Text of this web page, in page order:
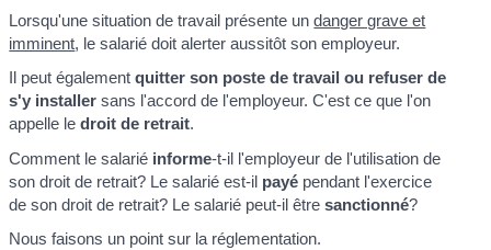
Lorsqu'une situation de travail présente un danger grave et
imminent, le salarié doit alerter aussitôt son employeur.
Il peut égalementquitter son poste de travail ou refuser de
s'y installer sans l'accord de l'employeur. C'est ce que l'on
appelle ledroit de retrait.
Comment le salarié informe-t-il l'employeur de l'utilisation de
son droit de retrait? Le salarié est-il payé pendant l'exercice
de son droit de retrait? Le salarié peut-il êtresanctionné?
Nous faisons un point sur la réglementation.